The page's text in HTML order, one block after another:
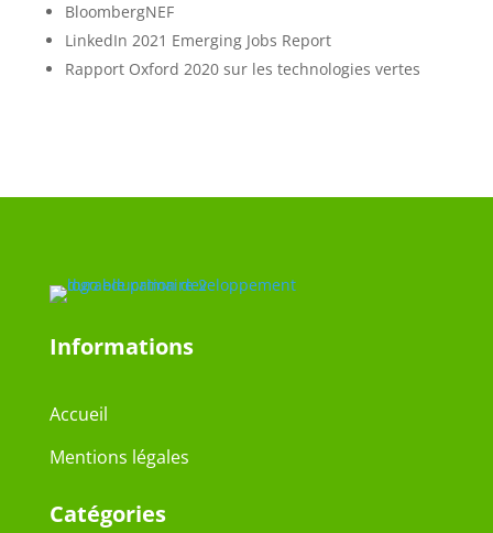
BloombergNEF
LinkedIn 2021 Emerging Jobs Report
Rapport Oxford 2020 sur les technologies vertes
Informations
Accueil
Mentions légales
Catégories